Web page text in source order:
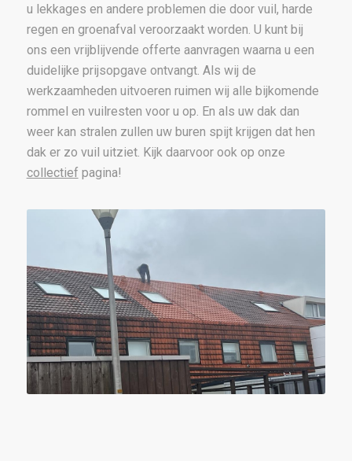
u lekkages en andere problemen die door vuil, harde
regen en groenafval veroorzaakt worden. U kunt bij
ons een vrijblijvende offerte aanvragen waarna u een
duidelijke prijsopgave ontvangt. Als wij de
werkzaamheden uitvoeren ruimen wij alle bijkomende
rommel en vuilresten voor u op. En als uw dak dan
weer kan stralen zullen uw buren spijt krijgen dat hen
dak er zo vuil uitziet. Kijk daarvoor ook op onze
collectief pagina!